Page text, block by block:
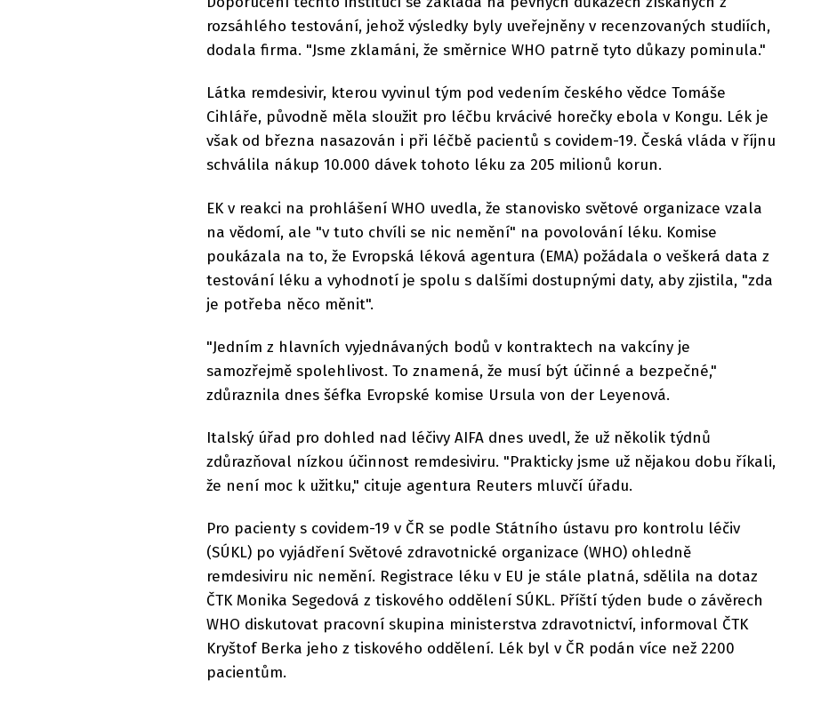
rozsáhlého testování, jehož výsledky byly uveřejněny v recenzovaných studiích,
dodala firma. "Jsme zklamáni, že směrnice WHO patrně tyto důkazy pominula."
Látka remdesivir, kterou vyvinul tým pod vedením českého vědce Tomáše
Cihláře, původně měla sloužit pro léčbu krvácivé horečky ebola v Kongu. Lék je
však od března nasazován i při léčbě pacientů s covidem-19. Česká vláda v říjnu
schválila nákup 10.000 dávek tohoto léku za 205 milionů korun.
EK v reakci na prohlášení WHO uvedla, že stanovisko světové organizace vzala
na vědomí, ale "v tuto chvíli se nic nemění" na povolování léku. Komise
poukázala na to, že Evropská léková agentura (EMA) požádala o veškerá data z
testování léku a vyhodnotí je spolu s dalšími dostupnými daty, aby zjistila, "zda
je potřeba něco měnit".
"Jedním z hlavních vyjednávaných bodů v kontraktech na vakcíny je
samozřejmě spolehlivost. To znamená, že musí být účinné a bezpečné,"
zdůraznila dnes šéfka Evropské komise Ursula von der Leyenová.
Italský úřad pro dohled nad léčivy AIFA dnes uvedl, že už několik týdnů
zdůrazňoval nízkou účinnost remdesiviru. "Prakticky jsme už nějakou dobu říkali,
že není moc k užitku," cituje agentura Reuters mluvčí úřadu.
Pro pacienty s covidem-19 v ČR se podle Státního ústavu pro kontrolu léčiv
(SÚKL) po vyjádření Světové zdravotnické organizace (WHO) ohledně
remdesiviru nic nemění. Registrace léku v EU je stále platná, sdělila na dotaz
ČTK Monika Segedová z tiskového oddělení SÚKL. Příští týden bude o závěrech
WHO diskutovat pracovní skupina ministerstva zdravotnictví, informoval ČTK
Kryštof Berka jeho z tiskového oddělení. Lék byl v ČR podán více než 2200
pacientům.